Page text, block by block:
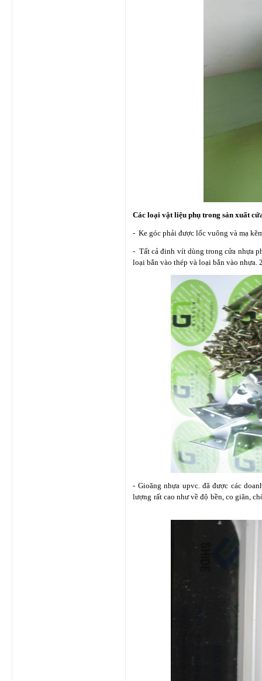
Các loại vật liệu phụ trong sản xuất
- Ke góc phải được lốc vuông và mạ
- Tất cả đinh vít dùng trong cửa nhựa
loại bắn vào thép và loại bắn vào nhựa.
- Gioăng nhựa upvc. đã được các
lượng rất cao như về độ bền, co giãn,